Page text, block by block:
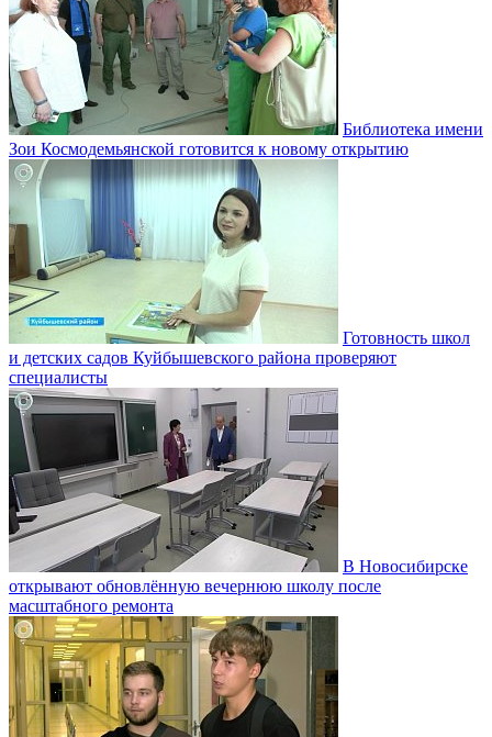
Библиотека имени
Зои Космодемьянской готовится к новому открытию
Готовность школ
и детских садов Куйбышевского района проверяют
специалисты
В Новосибирске
открывают обновлённую вечернюю школу после
масштабного ремонта